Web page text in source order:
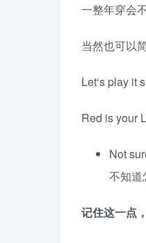
一整年穿会
当然也可以
Let‘s play it
Red is your
Not
不知道
记住这一点